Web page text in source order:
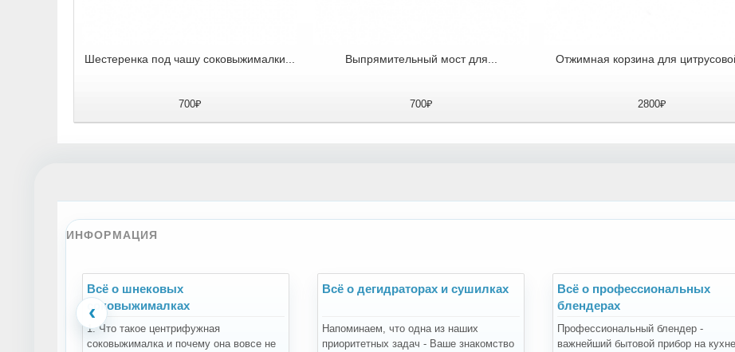
Шестеренка под чашу соковыжималки...
700₽
Выпрямительный мост для...
700₽
Отжимная корзина для
2800₽
ИНФОРМАЦИЯ
‹
Всё о шнековых
соковыжималках
1. Что такое центрифужная
соковыжималка и почему она вовсе не
Всё о дегидраторах и сушилках
Напоминаем, что одна из наших
приоритетных задач - Ваше знакомство
Всё о профессиональных
блендерах
Профессиональный блендер -
важнейший бытовой прибор на